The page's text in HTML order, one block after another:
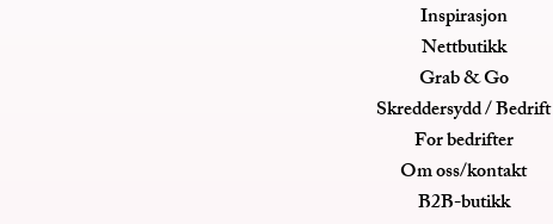
Inspirasjon
Nettbutikk
Grab & Go
Skreddersydd / Bedrift
For bedrifter
Om oss/kontakt
B2B-butikk